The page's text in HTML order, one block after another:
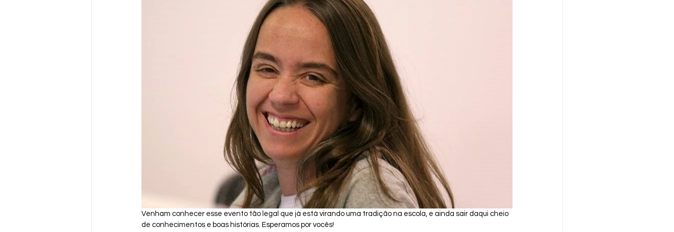
Venham conhecer esse evento tão legal que já está virando uma tradição na escola, e ainda sair daqui cheio
de conhecimentos e boas histórias. Esperamos por vocês!